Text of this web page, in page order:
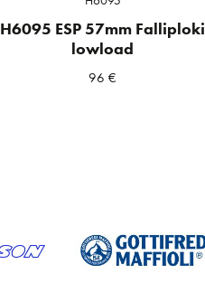
H6095 ESP 57mm Falliploki
lowload
96€